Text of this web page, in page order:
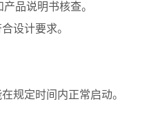
品说明书核查。
设计要求。
规定时间内正常启动。